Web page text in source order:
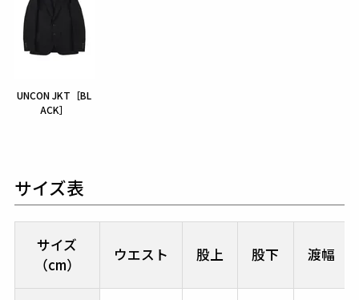
UNCON JKT［BL
ACK］
サイズ表
サイズ
（cm）
ウエスト 股上 股下 渡幅